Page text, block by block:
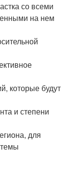
со всеми
на нем
которые будут
и степени
для